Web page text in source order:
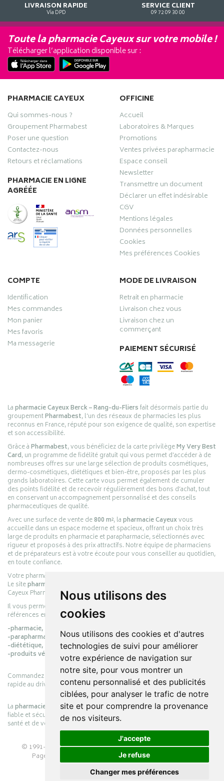
Nous utilisons des
cookies
Nous utilisons des cookies et d'autres
technologies de suivi pour améliorer
votre expérience de navigation sur
notre site, pour vous montrer un
contenu personnalisé et des publicités
ciblées, pour analyser le trafic de notre
site et pour comprendre la provenance
de nos visiteurs.
J'accepte
Je refuse
Changer mes préférences
LIVRAISON RAPIDE
Via DPD
SERVICE CLIENT
09 72 09 30 00
Toute la pharmacie Cayeux sur votre mobile !
Télécharger l’application disponible sur :
PHARMACIE CAYEUX
Qui sommes-nous ?
Groupement Pharmabest
Poser une question
Contactez-nous
Retours et réclamations
PHARMACIE EN LIGNE
AGRÉÉE
OFFICINE
Accueil
Laboratoires & Marques
Promotions
Ventes privées parapharmacie
Espace conseil
Newsletter
Transmettre un document
Déclarer un effet indésirable
CGV
Mentions légales
Données personnelles
Cookies
Mes préférences Cookies
COMPTE
Identification
Mes commandes
Mon panier
Mes favoris
Ma messagerie
MODE DE LIVRAISON
Retrait en pharmacie
Livraison chez vous
Livraison chez un
commerçant
PAIEMENT SÉCURISÉ
Lapharmacie Cayeux Berck – Rang-du-Fliersfait désormais partie du
groupementPharmabest, l’un des réseaux de pharmacies les plus
reconnus en France, réputé pour son exigence de qualité, son expertise
et son accessibilité.
Grâce àPharmabest, vous bénéficiez de la carte privilègeMy Very Best
Card, un programme de fidélité gratuit qui vous permet d’accéder à de
nombreuses offres sur une large sélection de produits cosmétiques,
dermo-cosmétiques, diététiques et bien-être, proposés par les plus
grands laboratoires. Cette carte vous permet également de cumuler
des points fidélité et de recevoir régulièrement des bons d’achat, tout
en conservant un accompagnement personnalisé et des conseils
pharmaceutiques de qualité.
Avec une surface de vente de800 m², lapharmacie Cayeuxvous
accueille dans un espace moderne et spacieux, offrant un choix très
large de produits en pharmacie et parapharmacie, sélectionnés avec
rigueur et proposés à des prix attractifs. Notre équipe de pharmaciens
et de préparateurs est à votre écoute pour vous conseiller au quotidien,
en toute confiance.
Votre pharmacie en ligne :
Le sitepharmacie-cayeux.fr
Cayeux Pharmabest Berck-sur-Mer – Rang-du-Fliers.
Il vous permet de réaliser vos achats en ligne parmi des milliers de
références en :
-pharmacie,
-parapharmacie,
-diététique,
-produits vétérinaires.
Commandez simplement vos produits en ligne et choisissez le retrait
rapide au drive ou la livraison à domicile, en toute simplicité.
Lapharmacie Cayeuxs’engage à vous offrir une expérience pratique,
fiable et sécurisée, en officine comme en ligne, au service de votre
santé et de votre bien-être.
© 1991-2026PHARMACIE CAYEUX– Tous droits réservés –
Page mise à jour le 03/08/2026 –Pharmacie en ligne
Apotekisto